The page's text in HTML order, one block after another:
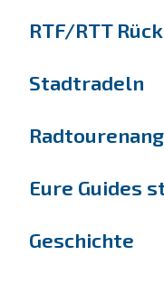
RTF/RTT
Stadtradeln
Eure Guides
Geschichte